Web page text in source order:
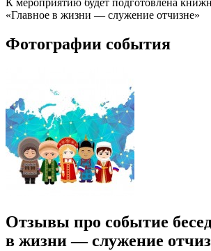
«Главное в жизни — служение отчизне»
Фотографии события
Отзывы про событие
в жизни — служение